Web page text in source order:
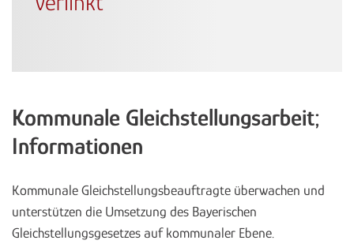
Kommunale Gleichstellungsarbeit;
Informationen
Kommunale Gleichstellungsbeauftragte überwachen und
unterstützen die Umsetzung des Bayerischen
Gleichstellungsgesetzes auf kommunaler Ebene.